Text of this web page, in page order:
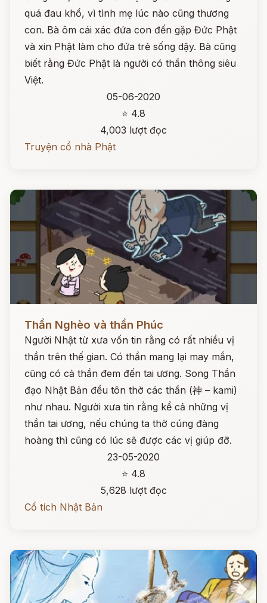
quá đau khổ, vì tình mẹ lúc nào cũng thương
con. Bà ôm cái xác đứa con đến gặp Đức Phật
và xin Phật làm cho đứa trẻ sống dậy. Bà cũng
biết rằng Đức Phật là người có thần thông siêu
Việt.
05-06-2020
⭐ 4.8
4,003 lượt đọc
Truyện cổ nhà Phật
Đọc ngay
Thần Nghèo và thần Phúc
Người Nhật từ xưa vốn tin rằng có rất nhiều vị
thần trên thế gian. Có thần mang lại may mắn,
cũng có cả thần đem đến tai ương. Song Thần
đạo Nhật Bản đều tôn thờ các thần (神 – kami)
như nhau. Người xưa tin rằng kể cả những vị
thần tai ương, nếu chúng ta thờ cúng đàng
hoàng thì cũng có lúc sẽ được các vị giúp đỡ.
23-05-2020
⭐ 4.8
5,628 lượt đọc
Cổ tích Nhật Bản